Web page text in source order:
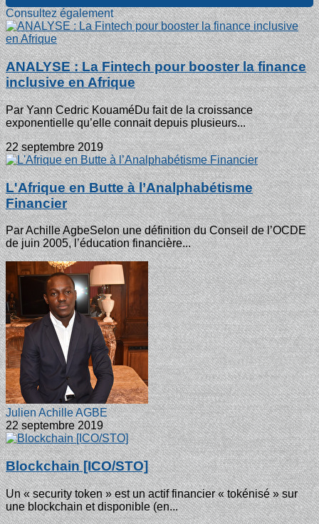
Consultez également
ANALYSE : La Fintech pour booster la finance
inclusive en Afrique
Par Yann Cedric KouaméDu fait de la croissance
exponentielle qu’elle connait depuis plusieurs...
22 septembre 2019
L'Afrique en Butte à l’Analphabétisme
Financier
Par Achille AgbeSelon une définition du Conseil de l’OCDE
de juin 2005, l’éducation financière...
Julien Achille AGBE
22 septembre 2019
Blockchain [ICO/STO]
Un « security token » est un actif financier « tokénisé » sur
une blockchain et disponible (en...